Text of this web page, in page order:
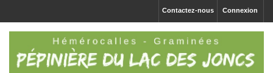
Connexion
Contactez-nous